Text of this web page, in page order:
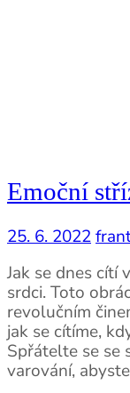
Emoční
25. 6. 2022
Jak se dnes cítí
srdci. Toto
revolučním
jak se cítíme,
Spřátelte se se
varování,